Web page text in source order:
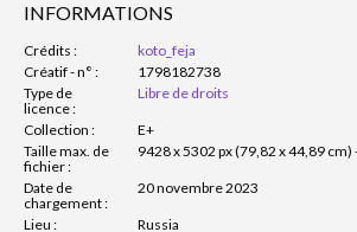
INFORMATIONS
Crédits :
koto_feja
Créatif - n° :
1798182738
Type de
licence :
Libre de droits
Collection :
E+
Taille max. de
fichier :
9428 x 5302 px (79,82 x 44,89 cm)
Date de
chargement :
20 novembre 2023
Lieu :
Russia